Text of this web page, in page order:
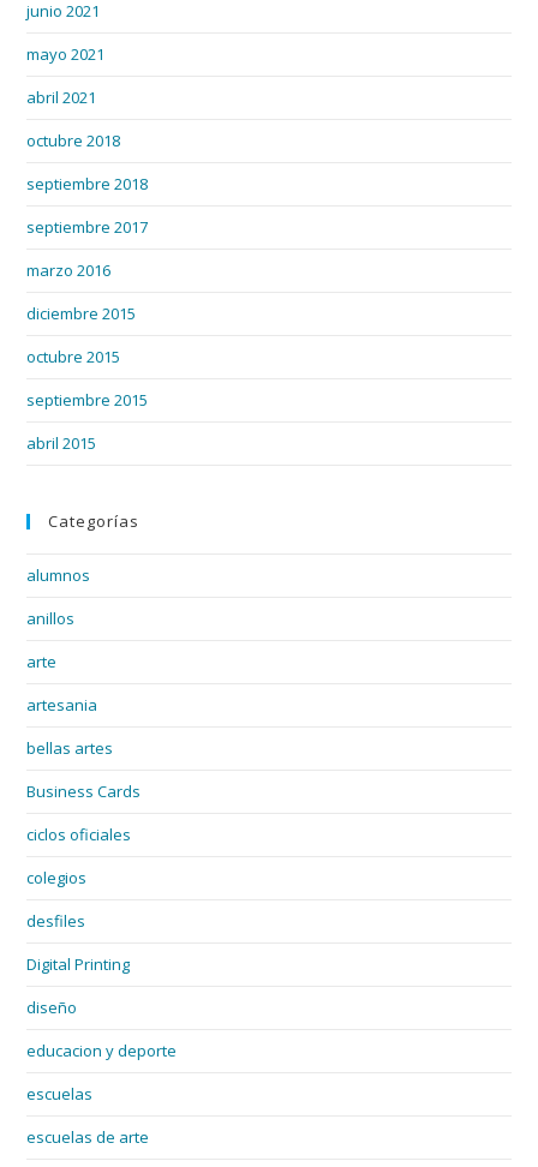
junio 2021
mayo 2021
abril 2021
octubre 2018
septiembre 2018
septiembre 2017
marzo 2016
diciembre 2015
octubre 2015
septiembre 2015
abril 2015
Categorías
alumnos
anillos
arte
artesania
bellas artes
Business Cards
ciclos oficiales
colegios
desfiles
Digital Printing
diseño
educacion y deporte
escuelas
escuelas de arte